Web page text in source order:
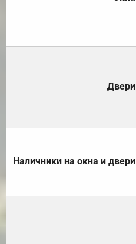
Двери
Наличники на окна и двери